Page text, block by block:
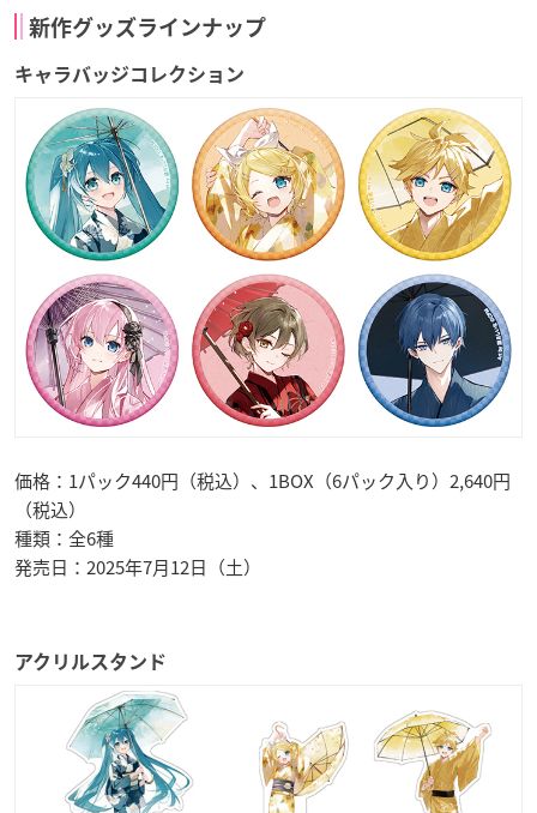
新作グッズラインナップ
キャラバッジコレクション
価格：1パック440円（税込）、1BOX（6パック入り）2,640円
（税込）
種類：全6種
発売日：2025年7月12日（土）
アクリルスタンド